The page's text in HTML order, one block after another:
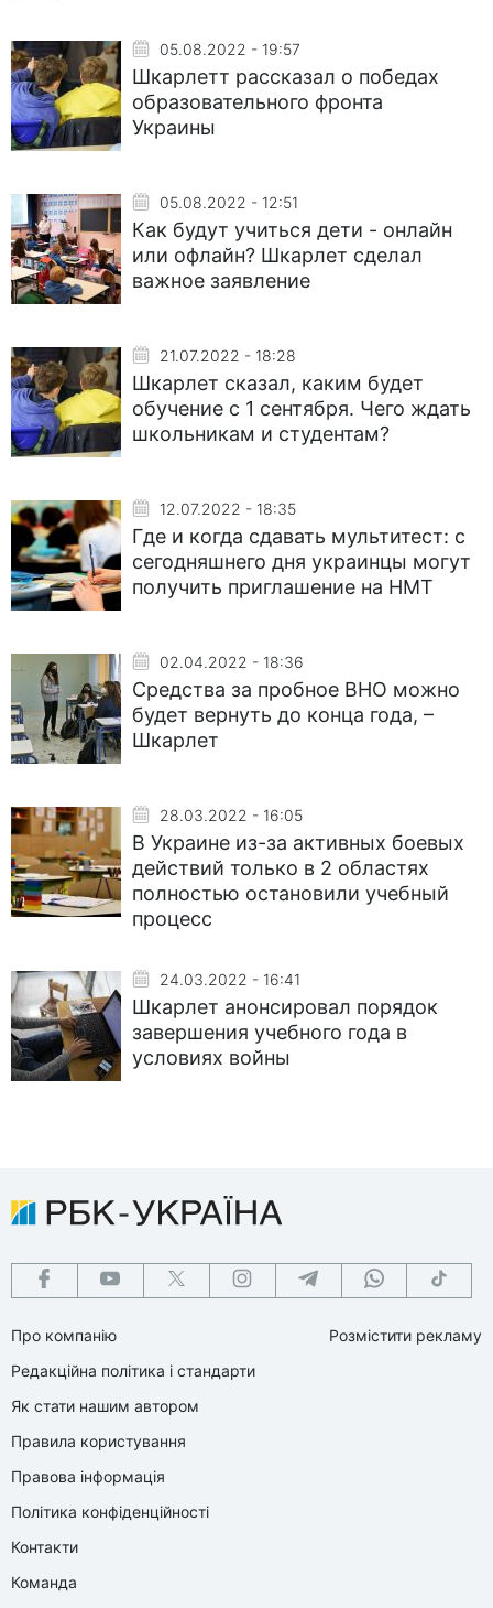
05.08.2022 - 19:57
Шкарлетт рассказал о победах
образовательного фронта
Украины
05.08.2022 - 12:51
Как будут учиться дети - онлайн
или офлайн? Шкарлет сделал
важное заявление
21.07.2022 - 18:28
Шкарлет сказал, каким будет
обучение с 1 сентября. Чего ждать
школьникам и студентам?
12.07.2022 - 18:35
Где и когда сдавать мультитест: с
сегодняшнего дня украинцы могут
получить приглашение на НМТ
02.04.2022 - 18:36
Средства за пробное ВНО можно
будет вернуть до конца года, –
Шкарлет
28.03.2022 - 16:05
В Украине из-за активных боевых
действий только в 2 областях
полностью остановили учебный
процесс
24.03.2022 - 16:41
Шкарлет анонсировал порядок
завершения учебного года в
условиях войны
Про компанію
Редакційна політика і стандарти
Як стати нашим автором
Правила користування
Правова інформація
Політика конфіденційності
Контакти
Команда
Розмістити рекламу